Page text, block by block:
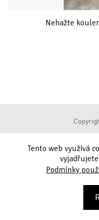
Nehažte
Tento web využívá
Podmínky